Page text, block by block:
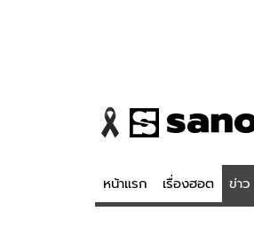
หน้าแรก เรื่องฮอต ข่าว